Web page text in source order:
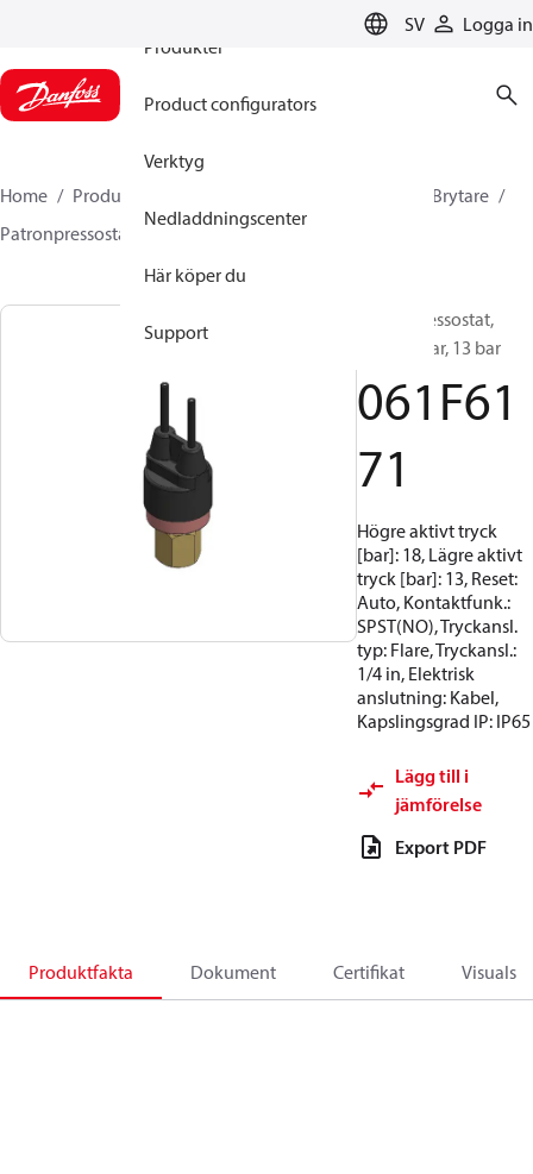
SV
Logga in
Produkter
Product configurators
Verktyg
Nedladdningscenter
Här köper du
Support
Home Produkter
Brytare
Patronpressostater
ACB / CCB
Patronpressostat,
ACB, 18 bar, 13 bar
061F61
71
Högre aktivt tryck
[bar]: 18, Lägre aktivt
tryck [bar]: 13, Reset:
Auto, Kontaktfunk.:
SPST(NO), Tryckansl.
typ: Flare, Tryckansl.:
1/4 in, Elektrisk
anslutning: Kabel,
Kapslingsgrad IP: IP65
Lägg till i
jämförelse
Export PDF
Produktfakta Dokument Certifikat Visuals